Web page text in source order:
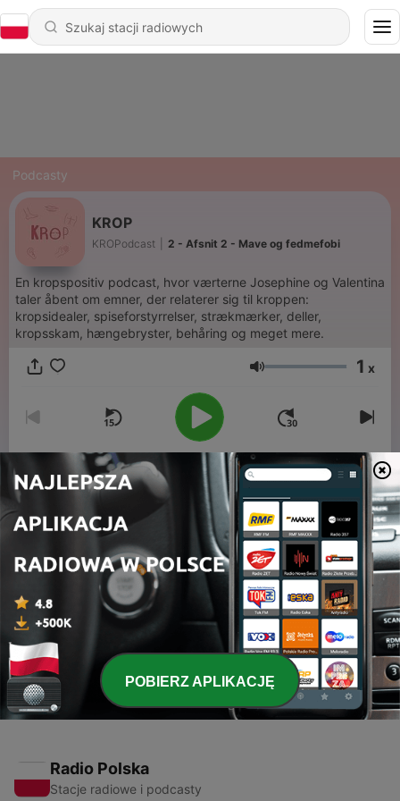
Podcasty
KROP
KROPodcast 2 - Afsnit 2 - Mave og fedmefobi
En kropspositiv podcast, hvor værterne Josephine og Valentina
taler åbent om emner, der relaterer sig til kroppen:
kropsidealer, spiseforstyrrelser, strækmærker, deller,
kropsskam, hængebryster, behåring og meget mere.
Głośność 1 x
00:00
Odcinki
2 - Afsnit 2 - Mave og fedmefobi
1 - Afsnit 1 - Kropsskam
18 paź 2019
Radio Polska
Stacje radiowe i podcasty
POBIERZ APLIKACJĘ